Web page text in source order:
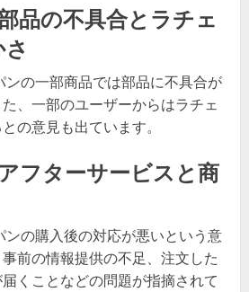
品の不具合とラチェ
ンの一部商品では部品に不具合が
、一部のユーザーからはラチェ
の意見も出ています。
フターサービスと商
ンの購入後の対応が悪いという意
前の情報提供の不足、注文した
くことなどの問題が指摘されて